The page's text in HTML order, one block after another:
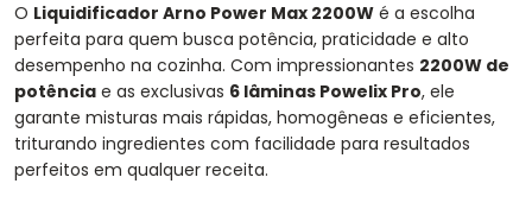
O Liquidificador Arno Power Max 2200W é a escolha
perfeita para quem busca potência, praticidade e alto
desempenho na cozinha. Com impressionantes 2200W de
potência e as exclusivas 6 lâminas Powelix Pro, ele
garante misturas mais rápidas, homogêneas e eficientes,
triturando ingredientes com facilidade para resultados
perfeitos em qualquer receita.